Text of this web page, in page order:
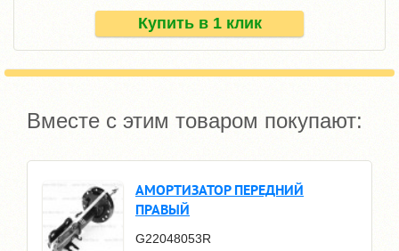
Купить в 1 клик
Вместе с этим товаром покупают:
АМОРТИЗАТОР ПЕРЕДНИЙ
ПРАВЫЙ
G22048053R